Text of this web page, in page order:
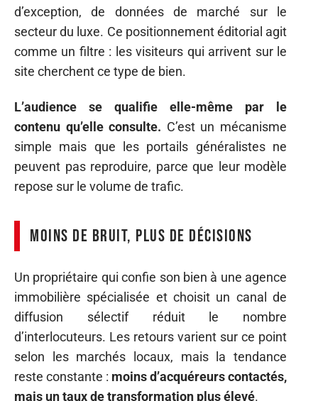
d’exception, de données de marché sur le
secteur du luxe. Ce positionnement éditorial agit
comme un filtre : les visiteurs qui arrivent sur le
site cherchent ce type de bien.
L’audience se qualifie elle-même par le
contenu qu’elle consulte. C’est un mécanisme
simple mais que les portails généralistes ne
peuvent pas reproduire, parce que leur modèle
repose sur le volume de trafic.
Moins de bruit, plus de décisions
Un propriétaire qui confie son bien à une agence
immobilière spécialisée et choisit un canal de
diffusion sélectif réduit le nombre
d’interlocuteurs. Les retours varient sur ce point
selon les marchés locaux, mais la tendance
reste constante : moins d’acquéreurs contactés,
mais un taux de transformation plus élevé.